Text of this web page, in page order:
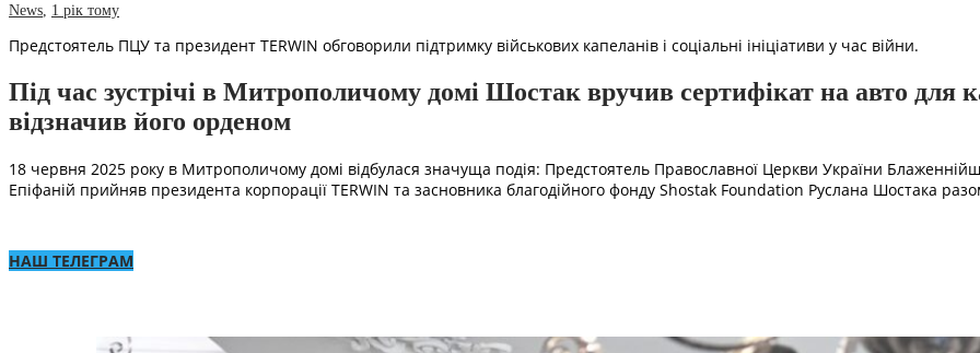
News 1 рік тому
Предстоятель ПЦУ та президент TERWIN обговорили підтримку військових капеланів і соціальні ініціативи у час війни.
Під час зустрічі в Митрополичому домі Шостак вручив сертифікат на авто
відзначив його орденом
18 червня 2025 року в Митрополичому домі відбулася значуща подія: Предстоятель Православної Церкви України
Епіфаній прийняв президента корпорації TERWIN та засновника благодійного фонду Shostak Foundation Руслана Шостака
НАШ ТЕЛЕГРАМ